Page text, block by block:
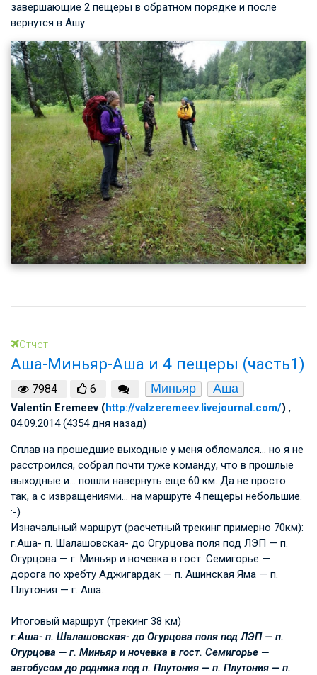
завершающие 2 пещеры в обратном порядке и после
вернутся в Ашу.
Отчет
Аша-Миньяр-Аша и 4 пещеры (часть1)
7984 6 Миньяр Аша
Valentin Eremeev (http://valzeremeev.livejournal.com/) ,
04.09.2014 (4354 дня назад)
Сплав на прошедшие выходные у меня обломался… но я не
расстроился, собрал почти туже команду, что в прошлые
выходные и… пошли навернуть еще 60 км. Да не просто
так, а с извращениями… на маршруте 4 пещеры небольшие.
:-)
Изначальный маршрут (расчетный трекинг примерно 70км):
г.Аша- п. Шалашовская- до Огурцова поля под ЛЭП — п.
Огурцова — г. Миньяр и ночевка в гост. Семигорье —
дорога по хребту Аджигардак — п. Ашинская Яма — п.
Плутония — г. Аша.
Итоговый маршрут (трекинг 38 км)
г.Аша- п. Шалашовская- до Огурцова поля под ЛЭП — п.
Огурцова — г. Миньяр и ночевка в гост. Семигорье —
автобусом до родника под п. Плутония — п. Плутония — п.